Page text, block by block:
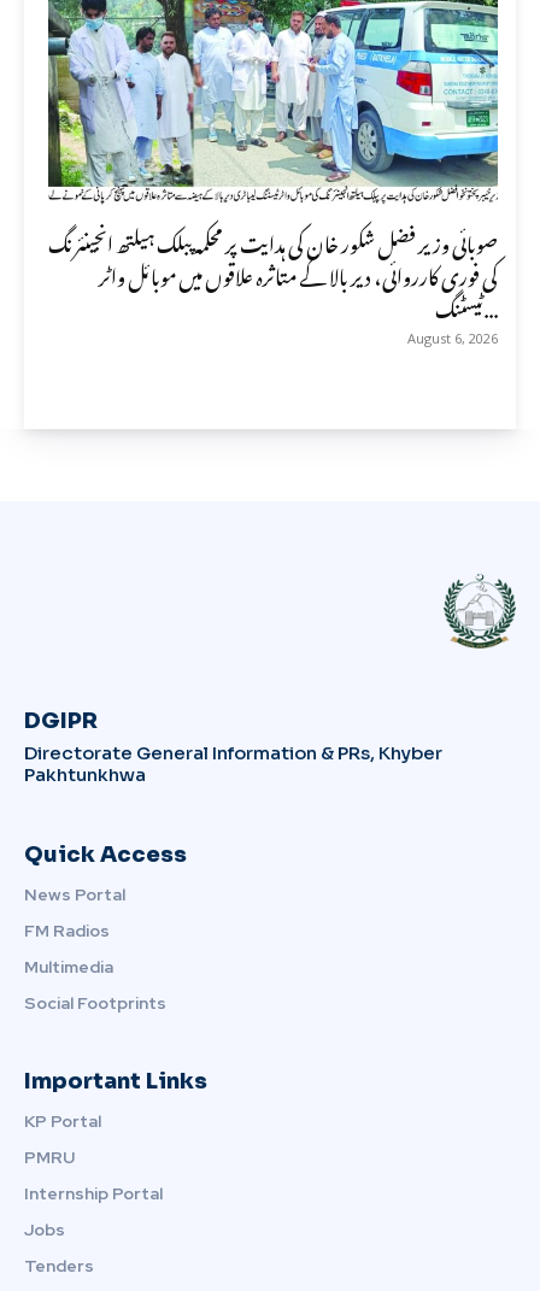
صوبائی وزیر فضل شکور خان کی ہدایت پر محکمہ پبلک ہیلتھ انجینئرنگ
کی فوری کارروائی، دیر بالا کے متاثرہ علاقوں میں موبائل واٹر
ٹیسٹنگ...
August 6, 2026
DGIPR
Directorate General Information & PRs, Khyber
Pakhtunkhwa
Quick Access
News Portal
FM Radios
Multimedia
Social Footprints
Important Links
KP Portal
PMRU
Internship Portal
Jobs
Tenders